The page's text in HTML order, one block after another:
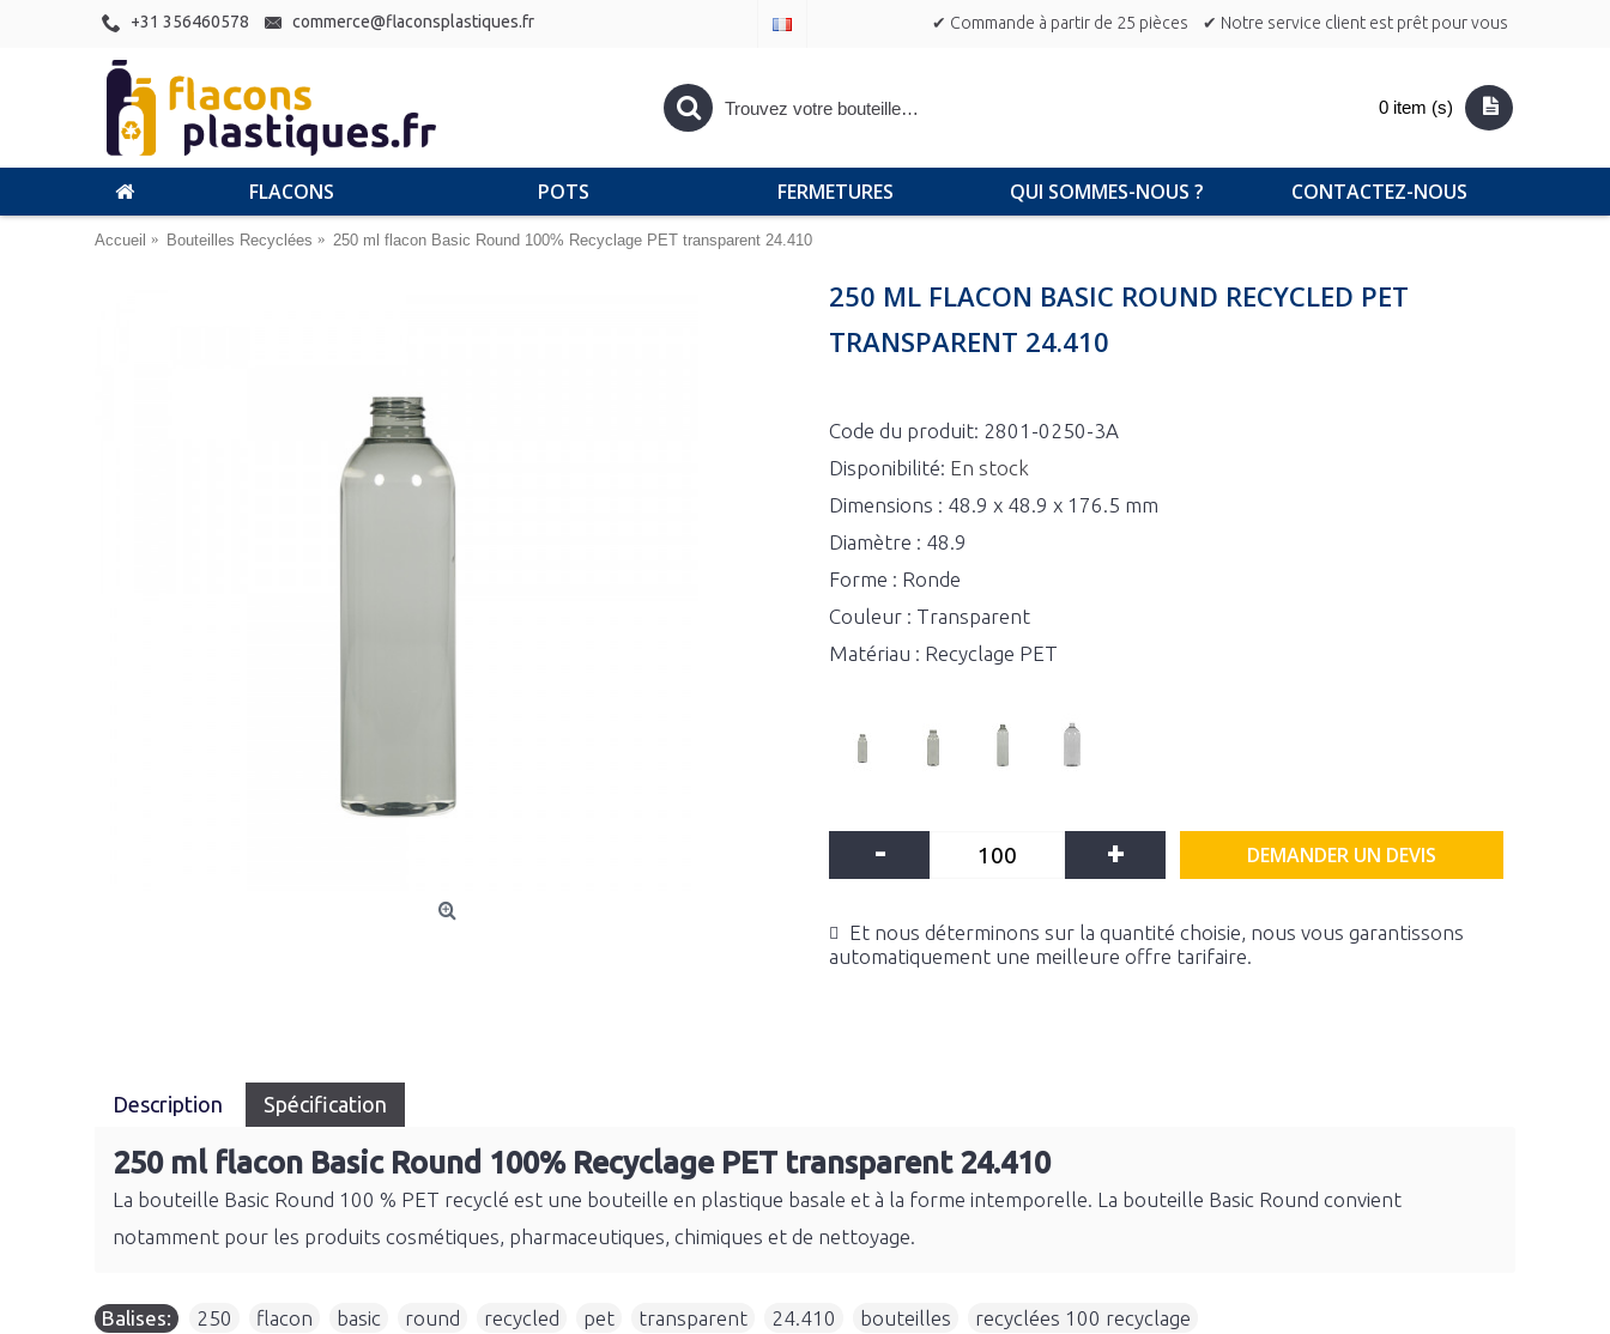
+31 356460578 commerce@flaconsplastiques.fr ✔ Commande à partir de 25 pièces ✔ Notre service client est prêt pour vous
0 item (s)
FLACONS POTS FERMETURES QUI SOMMES-NOUS ? CONTACTEZ-NOUS
Accueil Bouteilles Recyclées 250 ml flacon Basic Round 100% Recyclage PET transparent 24.410
250 ML FLACON BASIC ROUND RECYCLED PET
TRANSPARENT 24.410
Code du produit: 2801-0250-3A
Disponibilité: En stock
Dimensions : 48.9 x 48.9 x 176.5 mm
Diamètre : 48.9
Forme : Ronde
Couleur : Transparent
Matériau : Recyclage PET
- + DEMANDER UN DEVIS
Et nous déterminons sur la quantité choisie, nous vous garantissons
automatiquement une meilleure offre tarifaire.
Description Spécification
250 ml flacon Basic Round 100% Recyclage PET transparent 24.410
La bouteille Basic Round 100 % PET recyclé est une bouteille en plastique basale et à la forme intemporelle. La bouteille Basic Round convient
notamment pour les produits cosmétiques, pharmaceutiques, chimiques et de nettoyage.
Balises: 250 flacon basic round recycled pet transparent 24.410 bouteilles recyclées 100 recyclage